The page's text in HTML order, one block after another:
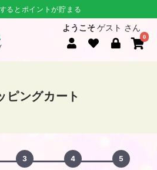
るとポイントが貯まる
ようこそゲスト さん
0
ピングカート
3
4
5